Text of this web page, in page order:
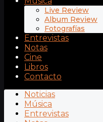
Live Review
Album Review
Fotografías
Entrevistas
Notas
Cine
Libros
Contacto
Noticias
Música
Entrevistas